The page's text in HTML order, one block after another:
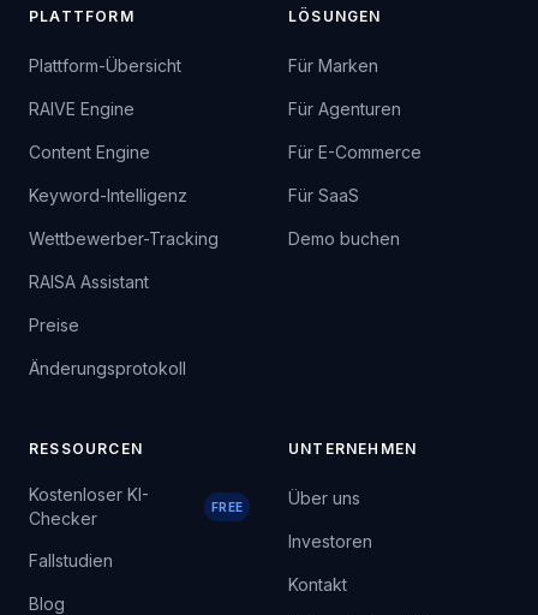
PLATTFORM
Plattform-Übersicht
RAIVE Engine
Content Engine
Keyword-Intelligenz
Wettbewerber-Tracking
RAISA Assistant
Preise
Änderungsprotokoll
LÖSUNGEN
Für Marken
Für Agenturen
Für E-Commerce
Für SaaS
Demo buchen
RESSOURCEN
Kostenloser KI-
Checker
FREE
Fallstudien
Blog
UNTERNEHMEN
Über uns
Investoren
Kontakt